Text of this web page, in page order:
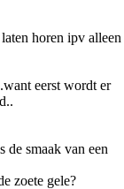
horen ipv alleen
eerst wordt er
de smaak van een
zoete gele?